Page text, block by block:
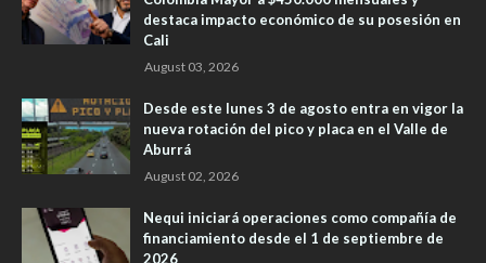
destaca impacto económico de su posesión en
Cali
August 03, 2026
Desde este lunes 3 de agosto entra en vigor la
nueva rotación del pico y placa en el Valle de
Aburrá
August 02, 2026
Nequi iniciará operaciones como compañía de
financiamiento desde el 1 de septiembre de
2026